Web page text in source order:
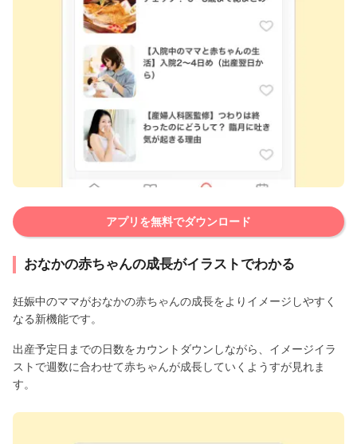
アプリを無料でダウンロード
おなかの赤ちゃんの成長がイラストでわかる
妊娠中のママがおなかの赤ちゃんの成長をよりイメージしやすく
なる新機能です。
出産予定日までの日数をカウントダウンしながら、イメージイラ
ストで週数に合わせて赤ちゃんが成長していくようすが見れま
す。